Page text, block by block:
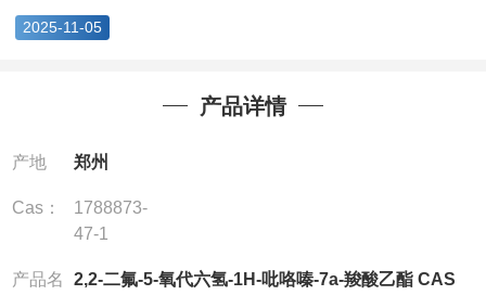
2025-11-05
产品详情
产地 郑州
Cas：
1788873-
47-1
产品名
2,2-二氟-5-氧代六氢-1H-吡咯嗪-7a-羧酸乙酯 CAS